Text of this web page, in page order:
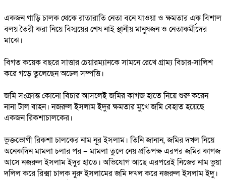
একজন গাড়ি চালক থেকে রাতারাতি নেতা বনে যাওয়া ও ক্ষমতার এক বিশাল
বলয় তৈরী করা নিয়ে বিস্ময়ের শেষ নাই স্থানীয় মানুষজন ও নেতাকর্মীদের
মাঝে।
বিগত কয়েক বছরে সাত্তার চেয়ারম্যানকে সামনে রেখে গ্রাম্য বিচার-সালিশ
করে গড়ে তুলেছেন অঢেল সম্পত্তি।
জমি সংক্রান্ত কোনো বিচার আসলেই জমির কাগজ হাতে নিয়ে শুরু করেন
নানা টাল বাহন। নজরুল ইসলাম ইদুর ক্ষমতার মুখে জমি বেহাত হয়েছে
একজন রিকশাচালকের।
ভুক্তভোগী রিকশা চালকের নাম নূর ইসলাম। তিনি জানান, জমির দখল নিয়ে
অনেকদিন মামলা চলার পর – মামলা তুলে নেয় প্রতিপক্ষ এরপর জমির কাগজ
আসে নজরুল ইসলাম ইদুর হাতে। অভিযোগ আছে এরপরেই নিজের নাম ভুয়া
দলিল করে রিক্সা চালক নুরু ইসলামের জমি দখল করে নজরুল ইসলাম ইদু।